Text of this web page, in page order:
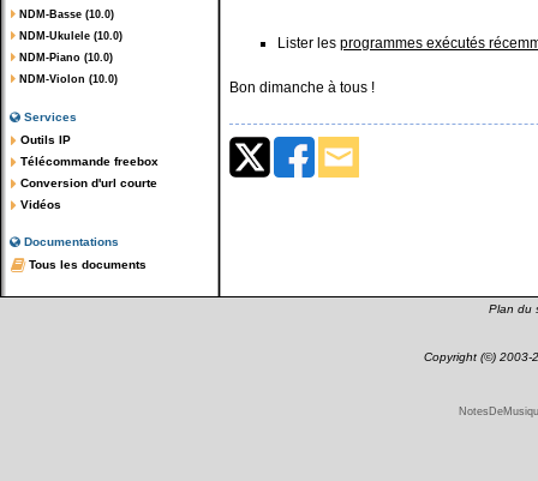
NDM-Basse (10.0)
NDM-Ukulele (10.0)
NDM-Piano (10.0)
NDM-Violon (10.0)
Services
Outils IP
Télécommande freebox
Conversion d'url courte
Vidéos
Documentations
Tous les documents
Lister les programmes exécutés
Bon dimanche à tous !
Plan du
Copyright (©) 2003-